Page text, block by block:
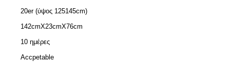
20er (ύψος 125145cm)
142cmX23cmX76cm
10 ημέρες
Accpetable